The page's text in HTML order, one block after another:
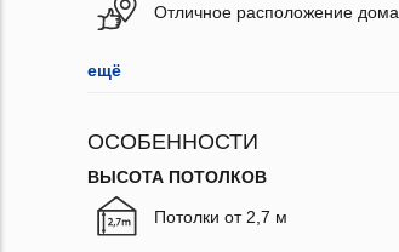
Отличное расположение дома
ещё
ОСОБЕННОСТИ
ВЫСОТА ПОТОЛКОВ
Потолки от 2,7 м